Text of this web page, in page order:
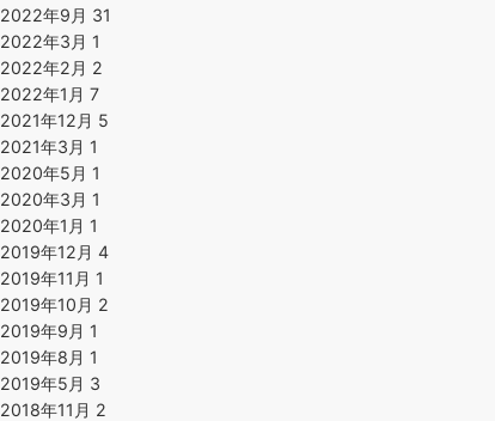
2022年9月 31
2022年3月 1
2022年2月 2
2022年1月 7
2021年12月 5
2021年3月 1
2020年5月 1
2020年3月 1
2020年1月 1
2019年12月 4
2019年11月 1
2019年10月 2
2019年9月 1
2019年8月 1
2019年5月 3
2018年11月 2